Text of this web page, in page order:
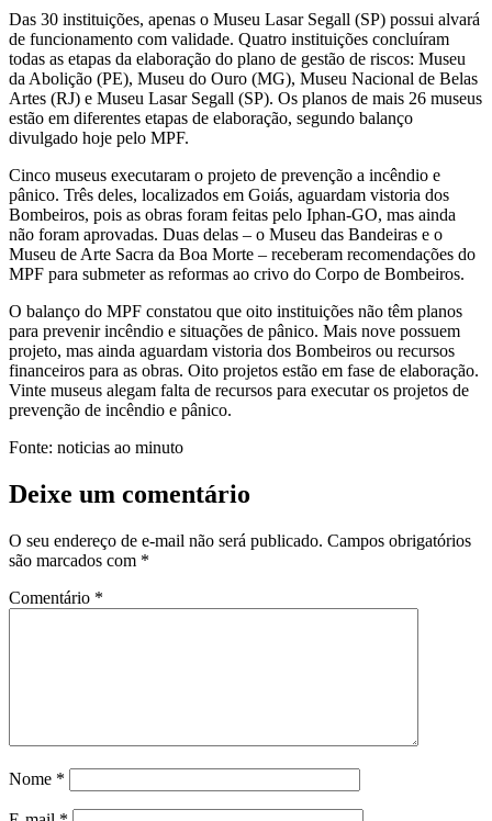
Das 30 instituições, apenas o Museu Lasar Segall (SP) possui alvará
de funcionamento com validade. Quatro instituições concluíram
todas as etapas da elaboração do plano de gestão de riscos: Museu
da Abolição (PE), Museu do Ouro (MG), Museu Nacional de Belas
Artes (RJ) e Museu Lasar Segall (SP). Os planos de mais 26 museus
estão em diferentes etapas de elaboração, segundo balanço
divulgado hoje pelo MPF.
Cinco museus executaram o projeto de prevenção a incêndio e
pânico. Três deles, localizados em Goiás, aguardam vistoria dos
Bombeiros, pois as obras foram feitas pelo Iphan-GO, mas ainda
não foram aprovadas. Duas delas – o Museu das Bandeiras e o
Museu de Arte Sacra da Boa Morte – receberam recomendações do
MPF para submeter as reformas ao crivo do Corpo de Bombeiros.
O balanço do MPF constatou que oito instituições não têm planos
para prevenir incêndio e situações de pânico. Mais nove possuem
projeto, mas ainda aguardam vistoria dos Bombeiros ou recursos
financeiros para as obras. Oito projetos estão em fase de elaboração.
Vinte museus alegam falta de recursos para executar os projetos de
prevenção de incêndio e pânico.
Fonte: noticias ao minuto
Deixe um comentário
O seu endereço de e-mail não será publicado. Campos obrigatórios
são marcados com *
Comentário *
Nome *